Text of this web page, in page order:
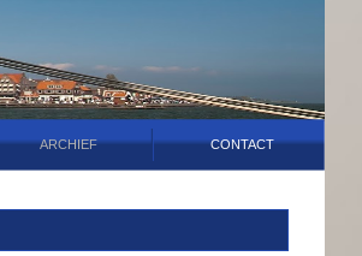
ARCHIEF CONTACT